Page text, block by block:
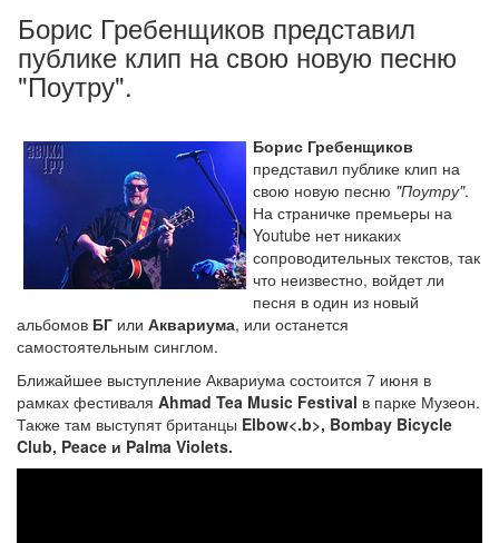
Борис Гребенщиков представил
публике клип на свою новую песню
"Поутру".
Борис Гребенщиков
представил публике клип на
свою новую песню "Поутру".
На страничке премьеры на
Youtube нет никаких
сопроводительных текстов, так
что неизвестно, войдет ли
песня в один из новый
альбомов БГ или Аквариума, или останется
самостоятельным синглом.
Ближайшее выступление Аквариума состоится 7 июня в
рамках фестиваля Ahmad Tea Music Festival в парке Музеон.
Также там выступят британцы Elbow<.b>, Bombay Bicycle
Club, Peace и Palma Violets.